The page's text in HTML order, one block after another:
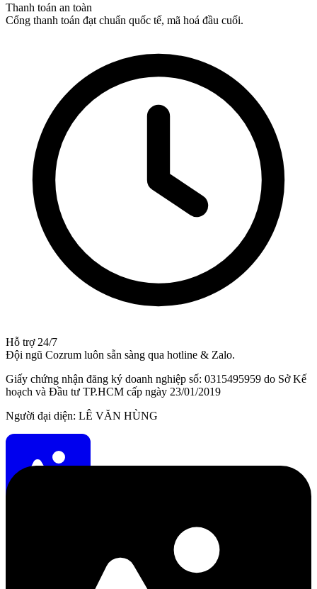
Thanh toán an toàn
Cổng thanh toán đạt chuẩn quốc tế, mã hoá đầu cuối.
Hỗ trợ 24/7
Đội ngũ Cozrum luôn sẵn sàng qua hotline & Zalo.
Giấy chứng nhận đăng ký doanh nghiệp số: 0315495959 do Sở Kế
hoạch và Đầu tư TP.HCM cấp ngày 23/01/2019
Người đại diện: LÊ VĂN HÙNG